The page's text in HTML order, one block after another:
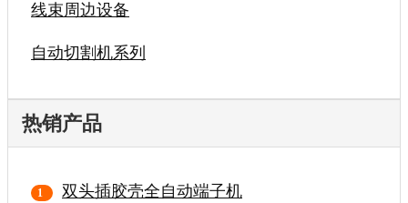
线束周边设备
自动切割机系列
热销产品
双头插胶壳全自动端子机